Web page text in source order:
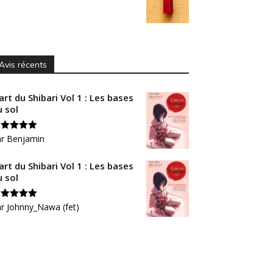
récents
du Shibari Vol 1 : Les bases
sol
5sur
Benjamin
du Shibari Vol 1 : Les bases
sol
5sur
Johnny_Nawa (fet)